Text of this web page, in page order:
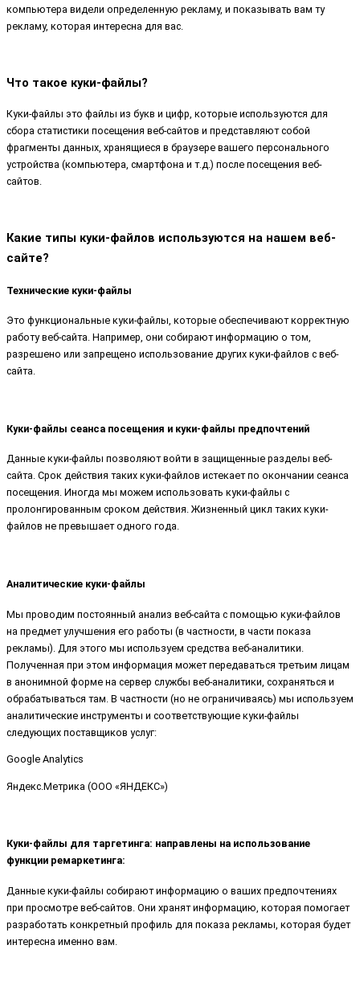
компьютера видели определенную рекламу, и показывать вам ту
рекламу, которая интересна для вас.
Что такое куки-файлы?
Куки-файлы это файлы из букв и цифр, которые используются для
сбора статистики посещения веб-сайтов и представляют собой
фрагменты данных, хранящиеся в браузере вашего персонального
устройства (компьютера, смартфона и т.д.) после посещения веб-
сайтов.
Какие типы куки-файлов используются на нашем веб-
сайте?
Технические куки-файлы
Это функциональные куки-файлы, которые обеспечивают корректную
работу веб-сайта. Например, они собирают информацию о том,
разрешено или запрещено использование других куки-файлов с веб-
сайта.
Куки-файлы сеанса посещения и куки-файлы предпочтений
Данные куки-файлы позволяют войти в защищенные разделы веб-
сайта. Срок действия таких куки-файлов истекает по окончании сеанса
посещения. Иногда мы можем использовать куки-файлы с
пролонгированным сроком действия. Жизненный цикл таких куки-
файлов не превышает одного года.
Аналитические куки-файлы
Мы проводим постоянный анализ веб-сайта с помощью куки-файлов
на предмет улучшения его работы (в частности, в части показа
рекламы). Для этого мы используем средства веб-аналитики.
Полученная при этом информация может передаваться третьим лицам
в анонимной форме на сервер службы веб-аналитики, сохраняться и
обрабатываться там. В частности (но не ограничиваясь) мы используем
аналитические инструменты и соответствующие куки-файлы
следующих поставщиков услуг:
Google Analytics
Яндекс.Метрика (ООО «ЯНДЕКС»)
Куки-файлы для таргетинга: направлены на использование
функции ремаркетинга:
Данные куки-файлы собирают информацию о ваших предпочтениях
при просмотре веб-сайтов. Они хранят информацию, которая помогает
разработать конкретный профиль для показа рекламы, которая будет
интересна именно вам.